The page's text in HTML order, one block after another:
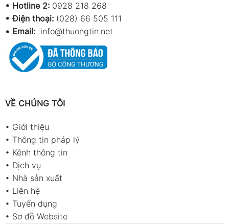
Quy trình kiểm tra thiết bị trước khi sử dụng
Việc kiểm tra ban đầu giúp đảm bảo đồng hồ
không bị sai số hoặc hư hỏng trong quá trình vận
chuyển và sử dụng.
Bước 1: Quan sát tổng thể
Đảm bảo mặt kính trong, không nứt vỡ
Kim chỉ phải nằm đúng vạch “0” khi chưa
kết nối với hệ thống.
Kiểm tra dây dẫn (ống mềm) không rạn
nứt, đầu nối không móp méo.
Với đồng hồ đã sử dụng lâu ngày:
Quan sát xem kim có bị lệch điểm 0 hay
• Hotline 2: 0928 218 268
• Điện thoại: (028) 66 505 111
• Email: info@thuongtin.net
VỀ CHÚNG TÔI
• Giới thiệu
• Thông tin pháp lý
• Kênh thông tin
• Dịch vụ
• Nhà sản xuất
• Liên hệ
• Tuyển dụng
• Sơ đồ Website